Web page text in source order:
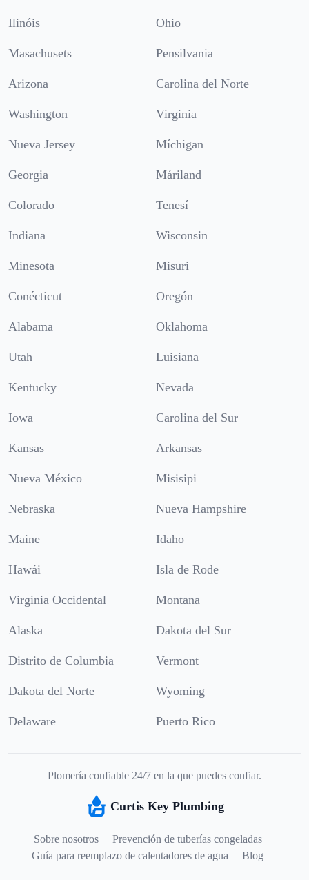
Ilinóis Ohio
Masachusets Pensilvania
Arizona Carolina del Norte
Washington Virginia
Nueva Jersey Míchigan
Georgia Máriland
Colorado Tenesí
Indiana Wisconsin
Minesota Misuri
Conécticut Oregón
Alabama Oklahoma
Utah Luisiana
Kentucky Nevada
Iowa Carolina del Sur
Kansas Arkansas
Nueva México Misisipi
Nebraska Nueva Hampshire
Maine Idaho
Hawái Isla de Rode
Virginia Occidental Montana
Alaska Dakota del Sur
Distrito de Columbia Vermont
Dakota del Norte Wyoming
Delaware Puerto Rico
Plomería confiable 24/7 en la que puedes confiar.
Curtis Key Plumbing
Sobre nosotros
Prevención de tuberías congeladas
Guía para reemplazo de calentadores de agua
Blog